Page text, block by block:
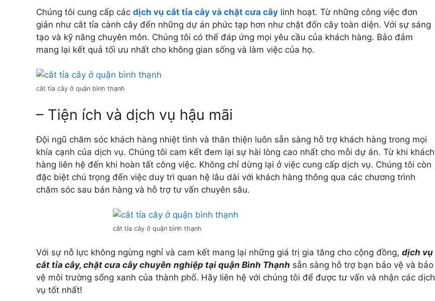
Chúng tôi cung cấp các dịch vụ cắt tỉa cây và chặt cưa cây linh hoạt. Từ những công việc đơn
giản như cắt tỉa cành cây đến những dự án phức tạp hơn như chặt đốn cây toàn diện. Với sự sáng
tạo và kỹ năng chuyên môn. Chúng tôi có thể đáp ứng mọi yêu cầu của khách hàng. Bảo đảm
mang lại kết quả tối ưu nhất cho không gian sống và làm việc của họ.
cắt tỉa cây ở quận bình thạnh
– Tiện ích và dịch vụ hậu mãi
Đội ngũ chăm sóc khách hàng nhiệt tình và thân thiện luôn sẵn sàng hỗ trợ khách hàng trong mọi
khía cạnh của dịch vụ. Chúng tôi cam kết đem lại sự hài lòng cao nhất cho mỗi dự án. Từ khi khách
hàng liên hệ đến khi hoàn tất công việc. Không chỉ dừng lại ở việc cung cấp dịch vụ. Chúng tôi còn
đặc biệt chú trọng đến việc duy trì quan hệ lâu dài với khách hàng thông qua các chương trình
chăm sóc sau bán hàng và hỗ trợ tư vấn chuyên sâu.
cắt tỉa cây ở quận bình thạnh
Với sự nỗ lực không ngừng nghỉ và cam kết mang lại những giá trị gia tăng cho cộng đồng, dịch vụ
cắt tỉa cây, chặt cưa cây chuyên nghiệp tại quận Bình Thạnh sẵn sàng hỗ trợ bạn bảo vệ và bảo
vệ môi trường sống xanh của thành phố. Hãy liên hệ với chúng tôi để được tư vấn và nhận các dịch
vụ tốt nhất!